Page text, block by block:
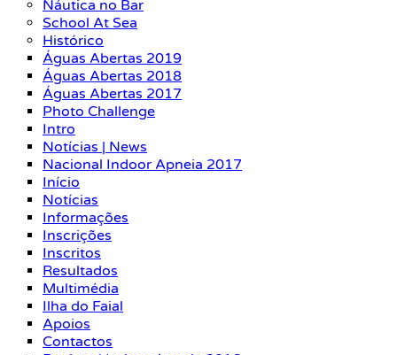
Náutica no Bar
School At Sea
Histórico
Águas Abertas 2019
Águas Abertas 2018
Águas Abertas 2017
Photo Challenge
Intro
Notícias | News
Nacional Indoor Apneia 2017
Início
Notícias
Informações
Inscrições
Inscritos
Resultados
Multimédia
Ilha do Faial
Apoios
Contactos